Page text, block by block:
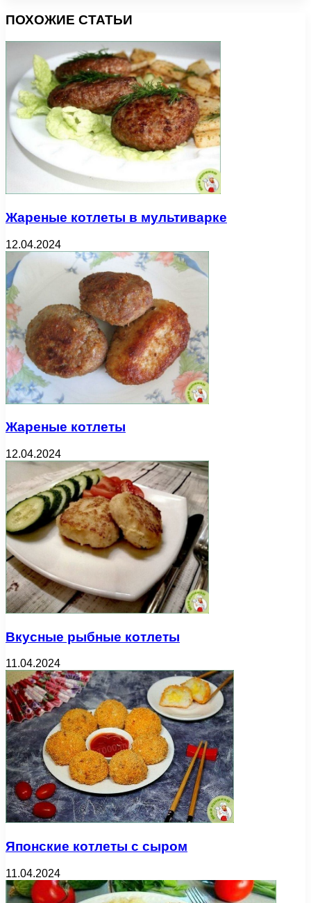
ПОХОЖИЕ СТАТЬИ
Жареные котлеты в мультиварке
12.04.2024
Жареные котлеты
12.04.2024
Вкусные рыбные котлеты
11.04.2024
Японские котлеты с сыром
11.04.2024